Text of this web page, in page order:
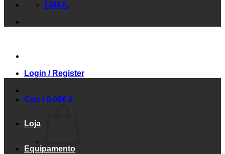
EMAIL
Login / Register
Cart /0.00€ 0
Loja
Equipamento